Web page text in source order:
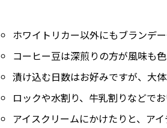
ホワイトリカー以外にもブランデ
コーヒー豆は深煎りの方が風味も色
漬け込む日数はお好みですが、大
ロックや水割り、牛乳割りなどでお
アイスクリームにかけたりと、ア